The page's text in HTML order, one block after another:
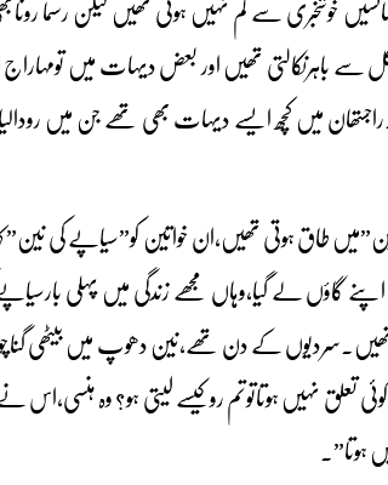
خوشخبری سے کم نہیں ہوتی تھیں لیکن رسماً
باہرنکالتی تھیں اور بعض دیہات میں تومہاراج
میں کچھ ایسے دیہات بھی تھے جن میں
طاق ہوتی تھیں،ان خواتین کو”سیاپے کی نین” کہا
لے گیا،وہاں مجھے زندگی میں پہلی
تھیں۔سردیوں کے دن تھے،نین دھوپ میں بیٹھی
تعلق نہیں ہوتاتوتم روکیسے لیتی ہو؟ وہ
ہوتا”۔